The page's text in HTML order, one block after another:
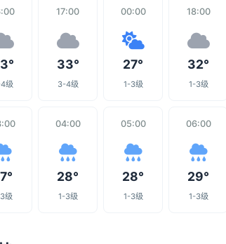
级
17:00
33°
3-4级
00:00
27°
1-3级
18:00
32°
1-3级
级
04:00
28°
1-3级
05:00
28°
1-3级
06:00
29°
1-3级